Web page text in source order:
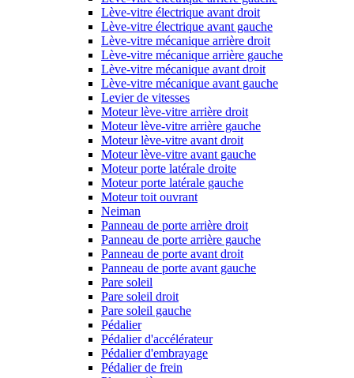
Lève-vitre électrique avant droit
Lève-vitre électrique avant gauche
Lève-vitre mécanique arrière droit
Lève-vitre mécanique arrière gauche
Lève-vitre mécanique avant droit
Lève-vitre mécanique avant gauche
Levier de vitesses
Moteur lève-vitre arrière droit
Moteur lève-vitre arrière gauche
Moteur lève-vitre avant droit
Moteur lève-vitre avant gauche
Moteur porte latérale droite
Moteur porte latérale gauche
Moteur toit ouvrant
Neiman
Panneau de porte arrière droit
Panneau de porte arrière gauche
Panneau de porte avant droit
Panneau de porte avant gauche
Pare soleil
Pare soleil droit
Pare soleil gauche
Pédalier
Pédalier d'accélérateur
Pédalier d'embrayage
Pédalier de frein